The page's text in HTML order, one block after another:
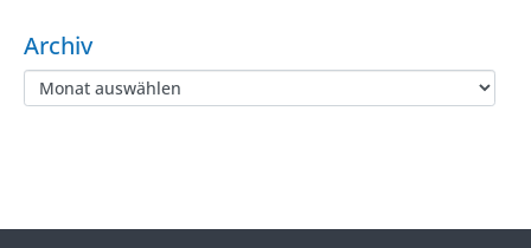
Archiv